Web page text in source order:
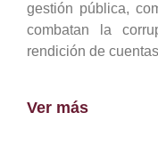
gestión pública,
combatan la
rendición de
Ver más